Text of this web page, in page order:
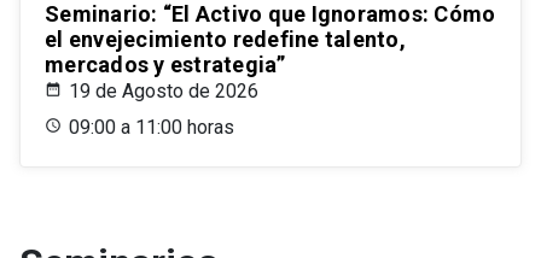
Seminario: “El Activo que Ignoramos: Cómo
el envejecimiento redefine talento,
mercados y estrategia”
19 de Agosto de 2026
09:00 a 11:00 horas